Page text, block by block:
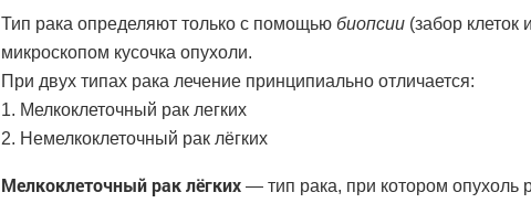
Тип рака определяют только с помощью биопсии (забор клеток
микроскопом кусочка опухоли.
При двух типах рака лечение принципиально отличается:
1. Мелкоклеточный рак легких
2. Немелкоклеточный рак лёгких
Мелкоклеточный рак лёгких — тип рака, при котором опухоль